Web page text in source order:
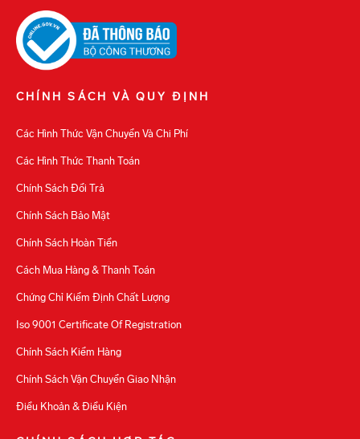
CHÍNH SÁCH VÀ QUY ĐỊNH
Các Hình Thức Vận Chuyển Và Chi Phí
Các Hình Thức Thanh Toán
Chính Sách Đổi Trả
Chính Sách Bảo Mật
Chính Sách Hoàn Tiền
Cách Mua Hàng & Thanh Toán
Chứng Chỉ Kiểm Định Chất Lượng
Iso 9001 Certificate Of Registration
Chính Sách Kiểm Hàng
Chính Sách Vận Chuyển Giao Nhận
Điều Khoản & Điều Kiện